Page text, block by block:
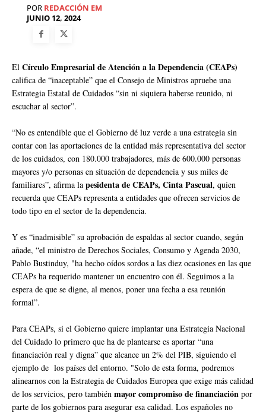
POR REDACCIÓN EM
JUNIO 12, 2024
El Círculo Empresarial de Atención a la Dependencia (CEAPs)
califica de “inaceptable” que el Consejo de Ministros apruebe una
Estrategia Estatal de Cuidados “sin ni siquiera haberse reunido, ni
escuchar al sector”.
“No es entendible que el Gobierno dé luz verde a una estrategia sin
contar con las aportaciones de la entidad más representativa del sector
de los cuidados, con 180.000 trabajadores, más de 600.000 personas
mayores y/o personas en situación de dependencia y sus miles de
familiares”, afirma la pesidenta de CEAPs, Cinta Pascual, quien
recuerda que CEAPs representa a entidades que ofrecen servicios de
todo tipo en el sector de la dependencia.
Y es “inadmisible” su aprobación de espaldas al sector cuando, según
añade, “el ministro de Derechos Sociales, Consumo y Agenda 2030,
Pablo Bustinduy, "ha hecho oídos sordos a las diez ocasiones en las que
CEAPs ha requerido mantener un encuentro con él. Seguimos a la
espera de que se digne, al menos, poner una fecha a esa reunión
formal”.
Para CEAPs, si el Gobierno quiere implantar una Estrategia Nacional
del Cuidado lo primero que ha de plantearse es aportar “una
financiación real y digna” que alcance un 2% del PIB, siguiendo el
ejemplo de los países del entorno. "Solo de esta forma, podremos
alinearnos con la Estrategia de Cuidados Europea que exige más calidad
de los servicios, pero también mayor compromiso de financiación por
parte de los gobiernos para asegurar esa calidad. Los españoles no